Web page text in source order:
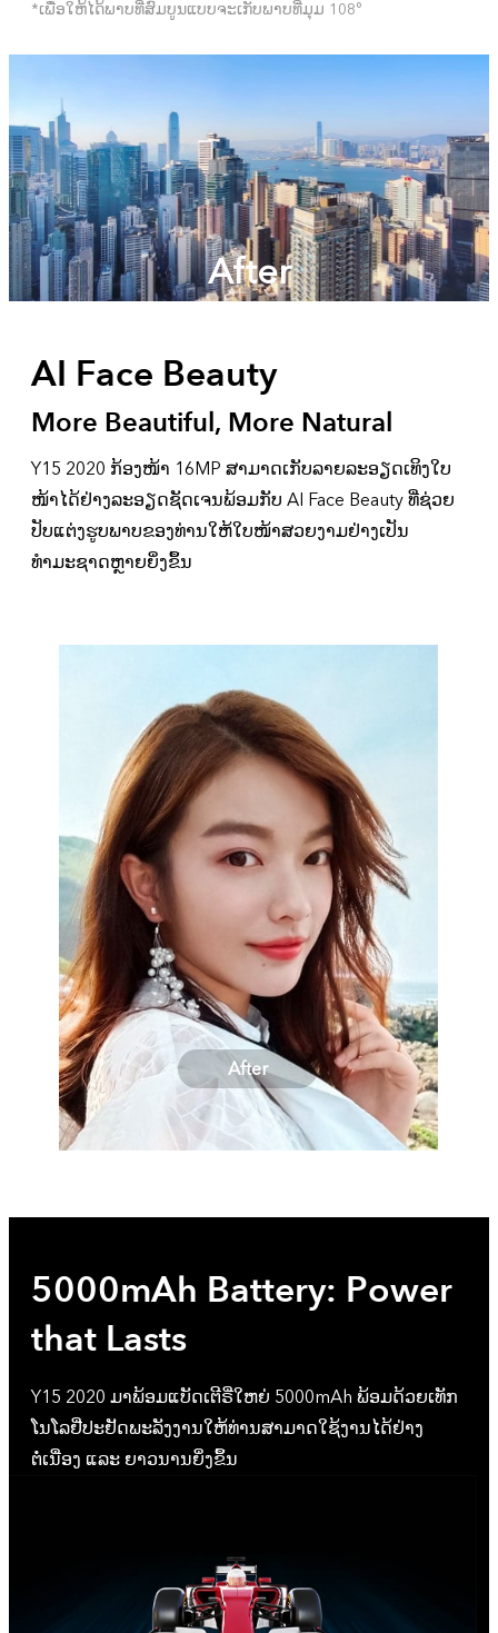
*ເພື່ອໃຫ້ໄດ້ພາບທີ່ສົມບູນແບບຈະເກັບພາບທີ່ມຸມ 108°
After
AI Face Beauty
More Beautiful, More Natural
Y15 2020 ກ້ອງໜ້າ 16MP ສາມາດເກັບລາຍລະອຽດເທິງໃບ
ໜ້າໄດ້ຢ່າງລະອຽດຊັດເຈນພ້ອມກັບ AI Face Beauty ທີ່ຊ່ວຍ
ປັບແຕ່ງຮູບພາບຂອງທ່ານໃຫ້ໃບໜ້າສວຍງາມຢ່າງເປັນ
ທຳມະຊາດຫຼາຍຍິ່ງຂຶ້ນ
After
5000mAh Battery: Power
that Lasts
Y15 2020 ມາພ້ອມແບັດເຕີຣີ່ໃຫຍ່ 5000mAh ພ້ອມດ້ວຍເທັກ
ໂນໂລຢີ່ປະຢັດພະລັງງານໃຫ້ທ່ານສາມາດໃຊ້ງານໄດ້ຢ່າງ
ຕໍ່ເນື່ອງ ແລະ ຍາວນານຍິ່ງຂຶ້ນ